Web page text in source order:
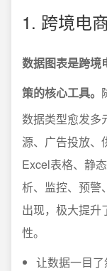
1. 跨境电
数据图表是跨境
策的核心工具。
数据类型愈发多
源、广告投放、
Excel表格、静
析、监控、预警
出现，极大提升
性。
让数据一目